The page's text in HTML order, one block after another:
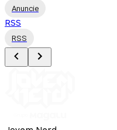
Anuncie
RSS
RSS